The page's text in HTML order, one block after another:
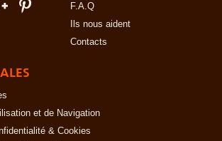
F.A.Q
Ils nous aident
Contacts
et de Navigation
& Cookies